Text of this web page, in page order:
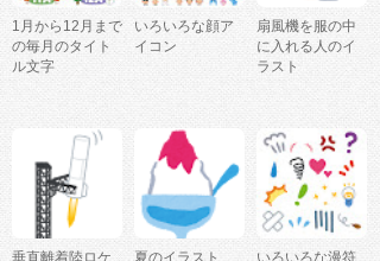
1月から12月まで
の毎月のタイト
ル文字
いろいろな顔ア
イコン
扇風機を服の中
に入れる人のイ
ラスト